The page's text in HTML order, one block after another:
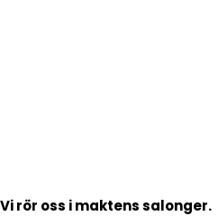
Vi rör oss i maktens salonger.